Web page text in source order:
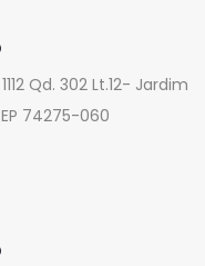
Qd. 302 Lt.12- Jardim
74275-060